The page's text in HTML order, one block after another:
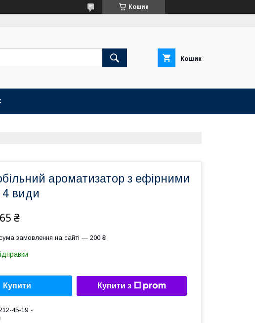
Кошик
Кошик
ароматизатор з ефірними
4 види
₴
замовлення на сайті — 200 ₴
Купити Купити з
45-19